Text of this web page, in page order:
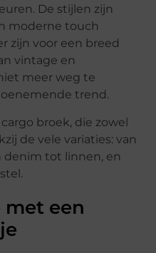
De stijlen zijn
moderne touch
zijn voor een breed
vintage en
meer weg te
trend.
broek, die zowel
de vele variaties: van
denim tot linnen, en
met een